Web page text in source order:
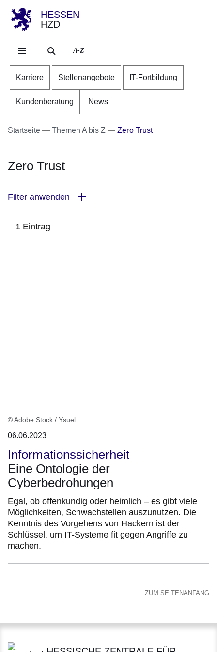
HESSEN
HZD
A-Z
Karriere Stellenangebote IT-Fortbildung
Kundenberatung News
Startseite Themen A bis Z Zero Trust
Zero Trust
Filter anwenden
1 Eintrag
© Adobe Stock / Ysuel
06.06.2023
Informationssicherheit
Eine Ontologie der
Cyberbedrohungen
Egal, ob offenkundig oder heimlich – es gibt viele
Möglichkeiten, Schwachstellen auszunutzen. Die
Kenntnis des Vorgehens von Hackern ist der
Schlüssel, um IT-Systeme fit gegen Angriffe zu
machen.
ZUM SEITENANFANG